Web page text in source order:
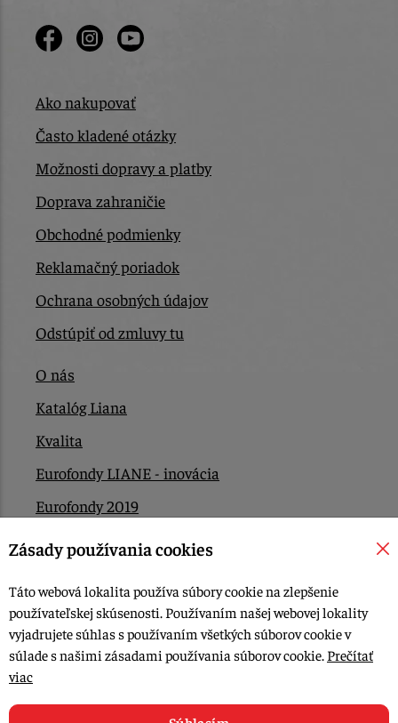
Ako nakupovať
Často kladené otázky
Možnosti dopravy a platby
Doprava zahraničie
Obchodné podmienky
Reklamačný poriadok
Ochrana osobných údajov
Odstúpiť od zmluvy tu
O nás
Katalóg Liana
Kvalita
Eurofondy LIANE - inovácia
Eurofondy 2019
Eurofondy 2022/2023
Kontakt
© 2015-2026, LIANA GOLIAŠ s.r.o. všetky práva vyhradené.
Upraviť nastavenia Cookies
Zásady používania cookies
Táto webová lokalita používa súbory cookie na zlepšenie
používateľskej skúsenosti. Používaním našej webovej lokality
vyjadrujete súhlas s používaním všetkých súborov cookie v
súlade s našimi zásadami používania súborov cookie. Prečítať
viac